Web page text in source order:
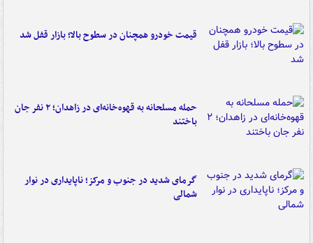
قیمت خودرو همچنان در سطوح بالا؛ بازار قفل شد
حمله مسلحانه به قهوه‌خانه‌ای در زاهدان؛ ۲ نفر جان
باختند
گرمای شدید در جنوب و مرکز؛ ناپایداری در نوار
شمالی